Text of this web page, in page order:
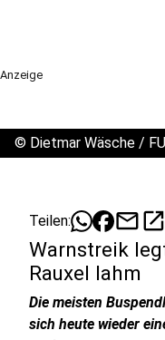
Anzeige
© Dietmar Wäsche /
Teilen: mailopen_in_new
Warnstreik
Rauxel lahm
Die meisten
sich heute wieder